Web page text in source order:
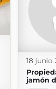
18 junio
jamón